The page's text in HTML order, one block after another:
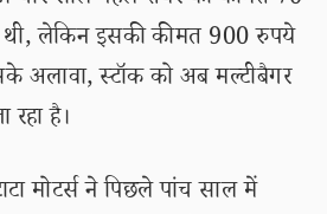
लेकिन इसकी कीमत 900 रुपये
अलावा, स्टॉक को अब मल्टीबैगर
है।
मोटर्स ने पिछले पांच साल में